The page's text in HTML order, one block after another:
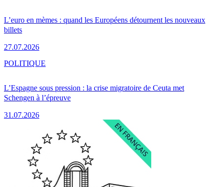
L’euro en mèmes : quand les Européens détournent les nouveaux
billets
27.07.2026
L’Espagne sous pression : la crise migratoire de Ceuta met
Schengen à l’épreuve
31.07.2026
POLITIQUE